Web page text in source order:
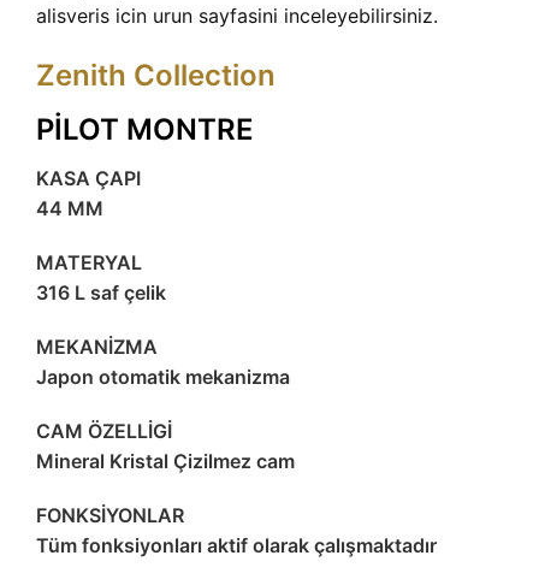
alisveris icin urun sayfasini inceleyebilirsiniz.
Zenith Collection
PİLOT MONTRE
KASA ÇAPI
44 MM
MATERYAL
316 L saf çelik
MEKANİZMA
Japon otomatik mekanizma
CAM ÖZELLİGİ
Mineral Kristal Çizilmez cam
FONKSİYONLAR
Tüm fonksiyonları aktif olarak çalışmaktadır